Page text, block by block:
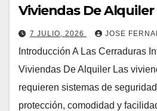
Viviendas De Alquiler
7 JULIO, 2026 JOSE
Introducción A Las Cerraduras
Viviendas De Alquiler Las
requieren sistemas de
protección, comodidad y